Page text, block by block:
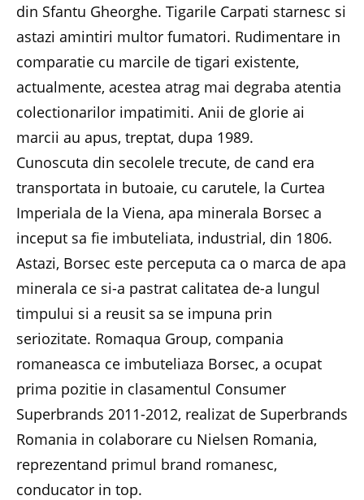
din Sfantu Gheorghe. Tigarile Carpati starnesc si
astazi amintiri multor fumatori. Rudimentare in
comparatie cu marcile de tigari existente,
actualmente, acestea atrag mai degraba atentia
colectionarilor impatimiti. Anii de glorie ai
marcii au apus, treptat, dupa 1989.
Cunoscuta din secolele trecute, de cand era
transportata in butoaie, cu carutele, la Curtea
Imperiala de la Viena, apa minerala Borsec a
inceput sa fie imbuteliata, industrial, din 1806.
Astazi, Borsec este perceputa ca o marca de apa
minerala ce si-a pastrat calitatea de-a lungul
timpului si a reusit sa se impuna prin
seriozitate. Romaqua Group, compania
romaneasca ce imbuteliaza Borsec, a ocupat
prima pozitie in clasamentul Consumer
Superbrands 2011-2012, realizat de Superbrands
Romania in colaborare cu Nielsen Romania,
reprezentand primul brand romanesc,
conducator in top.